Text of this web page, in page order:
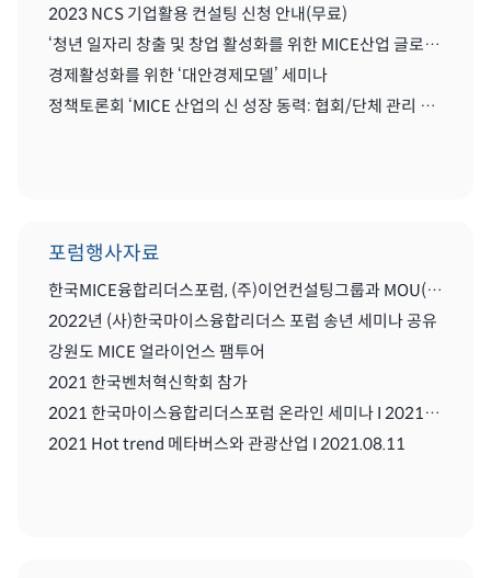
2023 NCS 기업활용 컨설팅 신청 안내(무료)
‘청년 일자리 창출 및 창업 활성화를 위한 MICE산업 글로벌화를 위한 세미나'
경제활성화를 위한 ‘대안경제모델’ 세미나
정책토론회 ‘MICE 산업의 신 성장 동력: 협회/단체 관리 및 복합리조트 산업’
포럼행사자료
한국MICE융합리더스포럼, (주)이언컨설팅그룹과 MOU(업무협약) 체결식
2022년 (사)한국마이스융합리더스 포럼 송년 세미나 공유
강원도 MICE 얼라이언스 팸투어
2021 한국벤처혁신학회 참가
2021 한국마이스융합리더스포럼 온라인 세미나 I 2021.08..11
2021 Hot trend 메타버스와 관광산업 I 2021.08.11